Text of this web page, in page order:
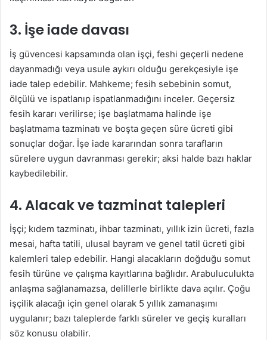
3. İşe iade davası
İş güvencesi kapsamında olan işçi, feshi geçerli nedene
dayanmadığı veya usule aykırı olduğu gerekçesiyle işe
iade talep edebilir. Mahkeme; fesih sebebinin somut,
ölçülü ve ispatlanıp ispatlanmadığını inceler. Geçersiz
fesih kararı verilirse; işe başlatmama halinde işe
başlatmama tazminatı ve boşta geçen süre ücreti gibi
sonuçlar doğar. İşe iade kararından sonra tarafların
sürelere uygun davranması gerekir; aksi halde bazı haklar
kaybedilebilir.
4. Alacak ve tazminat talepleri
İşçi; kıdem tazminatı, ihbar tazminatı, yıllık izin ücreti, fazla
mesai, hafta tatili, ulusal bayram ve genel tatil ücreti gibi
kalemleri talep edebilir. Hangi alacakların doğduğu somut
fesih türüne ve çalışma kayıtlarına bağlıdır. Arabuluculukta
anlaşma sağlanamazsa, delillerle birlikte dava açılır. Çoğu
işçilik alacağı için genel olarak 5 yıllık zamanaşımı
uygulanır; bazı taleplerde farklı süreler ve geçiş kuralları
söz konusu olabilir.